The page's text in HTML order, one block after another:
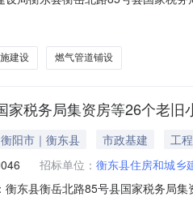
建设 燃气管道铺设
家税务局集资房等26个老
阳市｜衡东县 市政基建
工程
招标单位： 衡东县住房和城乡
衡东县衡岳北路85号县国家税务局